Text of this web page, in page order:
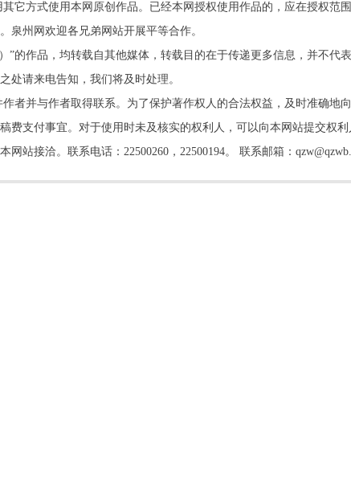
它方式使用本网原创作品。已经本网授权使用作品的，应在授权范
泉州网欢迎各兄弟网站开展平等合作。
的作品，均转载自其他媒体，转载目的在于传递更多信息，并不代
处请来电告知，我们将及时处理。
者并与作者取得联系。为了保护著作权人的合法权益，及时准确地
费支付事宜。对于使用时未及核实的权利人，可以向本网站提交权
站接洽。联系电话：22500260，22500194。 联系邮箱：